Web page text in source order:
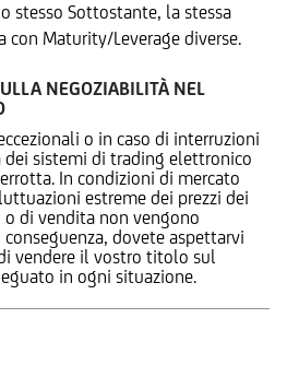
stesso Sottostante, la stessa
Maturity/Leverage diverse.
NEGOZIABILITÀ NEL
o in caso di interruzioni
sistemi di trading elettronico
In condizioni di mercato
estreme dei prezzi dei
di vendita non vengono
dovete aspettarvi
vendere il vostro titolo sul
in ogni situazione.